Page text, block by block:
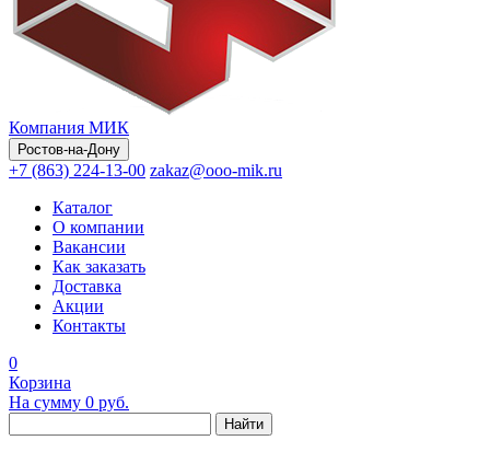
Компания МИК
Ростов-на-Дону
+7 (863) 224-13-00 zakaz@ooo-mik.ru
Каталог
О компании
Вакансии
Как заказать
Доставка
Акции
Контакты
0
Корзина
На сумму 0 руб.
Найти